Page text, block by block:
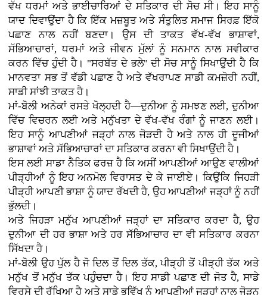
ਵੱਖ ਧਰਮਾਂ ਅਤੇ ਭਾਈਚਾਰਿਆਂ ਦੇ ਸਤਿਕਾਰ ਦੀ ਸੋਚ ਸੀ। ਇਹ ਸਾਨੂੰ
ਯਾਦ ਦਿਵਾਉਂਦਾ ਹੈ ਕਿ ਇੱਕ ਮਜ਼ਬੂਤ ਅਤੇ ਸੰਤੁਲਿਤ ਸਮਾਜ ਸਿਰਫ਼ ਇੱਕੋ
ਪਛਾਣ ਨਾਲ ਨਹੀਂ ਬਣਦਾ। ਉਸ ਦੀ ਤਾਕਤ ਵੱਖ-ਵੱਖ ਭਾਸ਼ਾਵਾਂ,
ਸੱਭਿਆਚਾਰਾਂ, ਧਰਮਾਂ ਅਤੇ ਜੀਵਨ ਮੁੱਲਾਂ ਨੂੰ ਸਨਮਾਨ ਨਾਲ ਸਵੀਕਾਰ
ਕਰਨ ਵਿੱਚ ਹੁੰਦੀ ਹੈ। "ਸਰਬੱਤ ਦੇ ਭਲੇ" ਦੀ ਸੋਚ ਸਾਨੂੰ ਸਿਖਾਉਂਦੀ ਹੈ ਕਿ
ਮਾਨਵਤਾ ਸਭ ਤੋਂ ਵੱਡੀ ਪਛਾਣ ਹੈ ਅਤੇ ਵੱਖਰਾਪਣ ਸਾਡੀ ਕਮਜ਼ੋਰੀ ਨਹੀਂ,
ਸਾਡੀ ਸਾਂਝੀ ਤਾਕਤ ਹੈ।
ਮਾਂ-ਬੋਲੀ ਅਨੇਕਾਂ ਰਸਤੇ ਖੋਲ੍ਹਦੀ ਹੈ—ਦੁਨੀਆ ਨੂੰ ਸਮਝਣ ਲਈ, ਦੁਨੀਆ
ਵਿੱਚ ਵਿਚਰਨ ਲਈ ਅਤੇ ਮਨੁੱਖਤਾ ਦੇ ਵੱਖ-ਵੱਖ ਰੰਗਾਂ ਨੂੰ ਜਾਣਨ ਲਈ।
ਇਹ ਸਾਨੂੰ ਆਪਣੀਆਂ ਜੜ੍ਹਾਂ ਨਾਲ ਜੋੜਦੀ ਹੈ ਅਤੇ ਨਾਲ ਹੀ ਦੂਜੀਆਂ
ਭਾਸ਼ਾਵਾਂ ਅਤੇ ਸੱਭਿਆਚਾਰਾਂ ਦਾ ਸਤਿਕਾਰ ਕਰਨਾ ਵੀ ਸਿਖਾਉਂਦੀ ਹੈ।
ਇਸ ਲਈ ਸਾਡਾ ਨੈਤਿਕ ਫਰਜ਼ ਹੈ ਕਿ ਅਸੀਂ ਆਪਣੀਆਂ ਆਉਣ ਵਾਲੀਆਂ
ਪੀੜ੍ਹੀਆਂ ਨੂੰ ਇਹ ਅਨਮੋਲ ਵਿਰਾਸਤ ਦੇ ਕੇ ਜਾਈਏ। ਕਿਉਂਕਿ ਜਿਹੜੀ
ਪੀੜ੍ਹੀ ਆਪਣੀ ਭਾਸ਼ਾ ਨੂੰ ਯਾਦ ਰੱਖਦੀ ਹੈ, ਉਹ ਆਪਣੀਆਂ ਜੜ੍ਹਾਂ ਨੂੰ ਨਹੀਂ
ਭੁੱਲਦੀ।
ਅਤੇ ਜਿਹੜਾ ਮਨੁੱਖ ਆਪਣੀਆਂ ਜੜ੍ਹਾਂ ਦਾ ਸਤਿਕਾਰ ਕਰਦਾ ਹੈ, ਉਹ
ਦੁਨੀਆ ਦੀ ਹਰ ਭਾਸ਼ਾ ਅਤੇ ਹਰ ਸੱਭਿਆਚਾਰ ਦਾ ਵੀ ਸਤਿਕਾਰ ਕਰਨਾ
ਸਿੱਖਦਾ ਹੈ।
ਮਾਂ-ਬੋਲੀ ਉਹ ਪੁੱਲ ਹੈ ਜੋ ਦਿਲ ਤੋਂ ਦਿਲ ਤੱਕ, ਪੀੜ੍ਹੀ ਤੋਂ ਪੀੜ੍ਹੀ ਤੱਕ ਅਤੇ
ਮਨੁੱਖ ਤੋਂ ਮਨੁੱਖ ਤੱਕ ਪਹੁੰਚਦਾ ਹੈ। ਇਹ ਸਾਡੀ ਪਛਾਣ ਦੀ ਜੋਤ ਹੈ, ਸਾਡੇ
ਵਿਰਸੇ ਦੀ ਰੱਖਿਆ ਹੈ ਅਤੇ ਸਾਡੇ ਭਵਿੱਖ ਨੂੰ ਆਪਣੀਆਂ ਜੜ੍ਹਾਂ ਨਾਲ ਜੋੜਨ